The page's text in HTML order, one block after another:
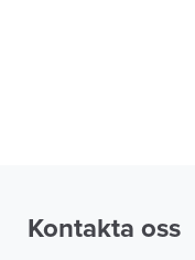
Kontakta oss